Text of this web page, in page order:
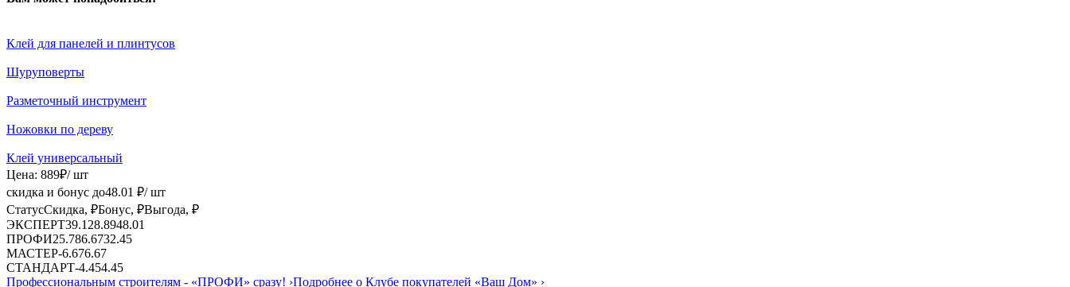
Клей для панелей и плинтусов
Шуруповерты
Разметочный инструмент
Ножовки по дереву
Клей универсальный
Цена: 889₽/ шт
скидка и бонус до48.01 ₽/ шт
СтатусСкидка, ₽Бонус, ₽Выгода, ₽
ЭКСПЕРТ39.128.8948.01
ПРОФИ25.786.6732.45
МАСТЕР-6.676.67
СТАНДАРТ-4.454.45
Профессиональным строителям - «ПРОФИ» сразу! ›Подробнее о Клубе покупателей «Ваш Дом» ›